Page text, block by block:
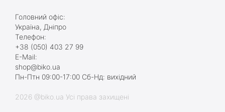
Головний офіс:
Україна, Дніпро
Телефон:
+38 (050) 403 27 99
E-Mail:
shop@biko.ua
Пн-Птн 09:00-17:00 Сб-Нд: вихідний
2026 @biko.ua Усі права захищені